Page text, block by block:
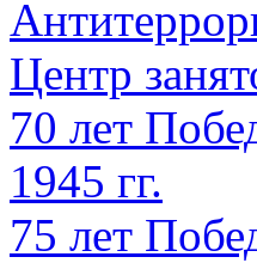
Центр
70 лет
1945 гг.
75 лет